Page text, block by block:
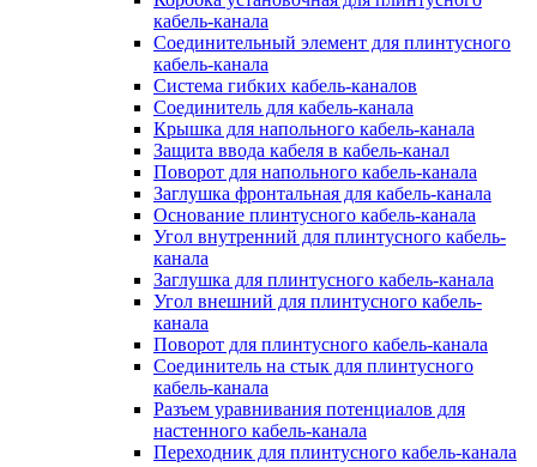
кабель-канала
Соединительный элемент для плинтусного
кабель-канала
Система гибких кабель-каналов
Соединитель для кабель-канала
Крышка для напольного кабель-канала
Защита ввода кабеля в кабель-канал
Поворот для напольного кабель-канала
Заглушка фронтальная для кабель-канала
Основание плинтусного кабель-канала
Угол внутренний для плинтусного кабель-
канала
Заглушка для плинтусного кабель-канала
Угол внешний для плинтусного кабель-
канала
Поворот для плинтусного кабель-канала
Соединитель на стык для плинтусного
кабель-канала
Разъем уравнивания потенциалов для
настенного кабель-канала
Переходник для плинтусного кабель-канала